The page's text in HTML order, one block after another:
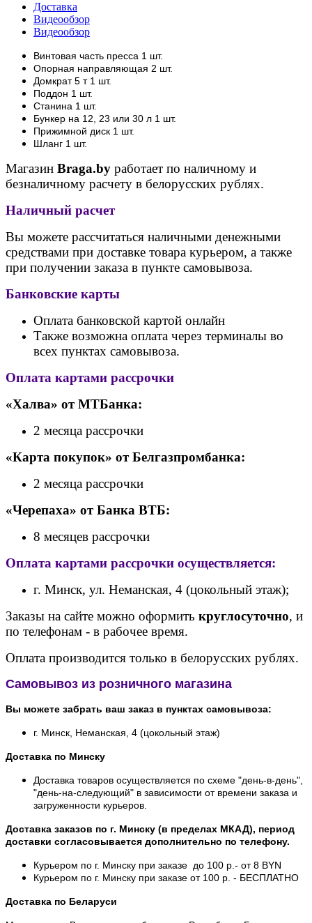
Доставка
Видеообзор
Видеообзор
Винтовая часть пресса 1 шт.
Опорная направляющая 2 шт.
Домкрат 5 т 1 шт.
Поддон 1 шт.
Станина 1 шт.
Бункер на 12, 23 или 30 л 1 шт.
Прижимной диск 1 шт.
Шланг 1 шт.
Магазин Braga.by работает по наличному и
безналичному расчету в белорусских рублях.
Наличный расчет
Вы можете рассчитаться наличными денежными
средствами при доставке товара курьером, а также
при получении заказа в пункте самовывоза.
Банковские карты
Оплата банковской картой онлайн
Также возможна оплата через терминалы во
всех пунктах самовывоза.
Оплата картами рассрочки
«Халва» от МТБанка:
2 месяца рассрочки
«Карта покупок» от Белгазпромбанка:
2 месяца рассрочки
«Черепаха» от Банка ВТБ:
8 месяцев рассрочки
Оплата картами рассрочки осуществляется:
г. Минск, ул. Неманская, 4 (цокольный этаж);
Заказы на сайте можно оформить круглосуточно, и
по телефонам - в рабочее время.
Оплата производится только в белорусских рублях.
Самовывоз из розничного магазина
Вы можете забрать ваш заказ в пунктах самовывоза:
г. Минск, Неманская, 4 (цокольный этаж)
Доставка по Минску
Доставка товаров осуществляется по схеме "день-в-день",
"день-на-следующий" в зависимости от времени заказа и
загруженности курьеров.
Доставка заказов по г. Минску (в пределах МКАД), период
доставки согласовывается дополнительно по телефону.
Курьером по г. Минску при заказе до 100 р.- от 8 BYN
Курьером по г. Минску при заказе от 100 р. - БЕСПЛАТНО
Доставка по Беларуси